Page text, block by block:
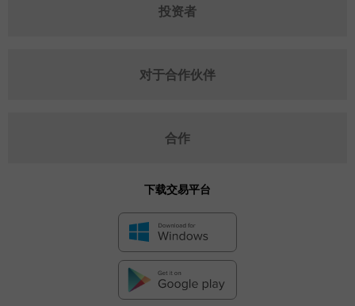
投资者
对于合作伙伴
合作
下载交易平台